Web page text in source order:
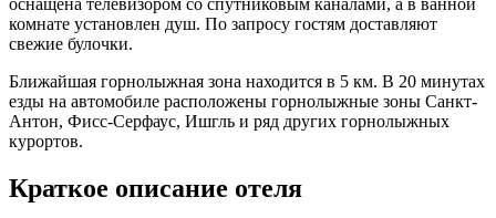
оснащена телевизором со спутниковым каналами, а в ванной
комнате установлен душ. По запросу гостям доставляют
свежие булочки.
Ближайшая горнолыжная зона находится в 5 км. В 20 минутах
езды на автомобиле расположены горнолыжные зоны Санкт-
Антон, Фисс-Серфаус, Ишгль и ряд других горнолыжных
курортов.
Краткое описание отеля